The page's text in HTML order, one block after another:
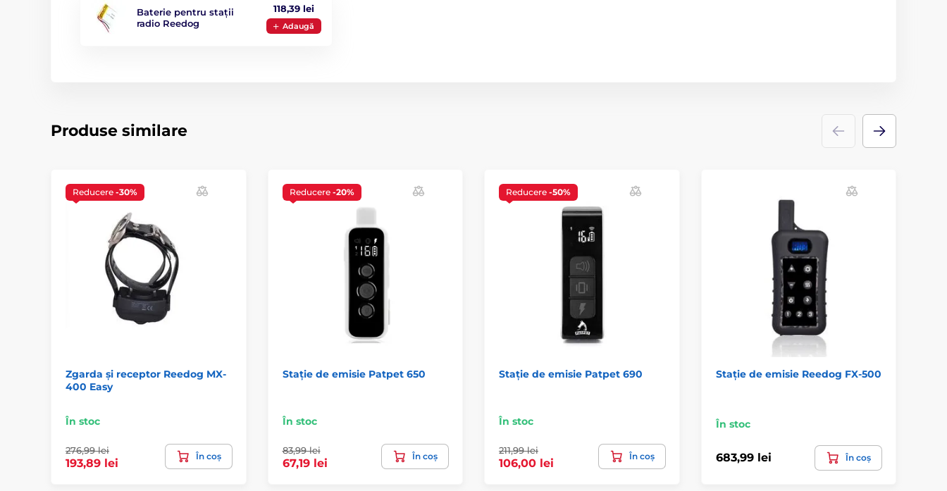
Baterie pentru stații
radio Reedog
118,39 lei
Adaugă
Produse similare
Reducere -30%
Zgarda și receptor Reedog MX-
400 Easy
În stoc
276,99 lei
193,89 lei
În coș
Reducere -20%
Stație de emisie Patpet 650
În stoc
83,99 lei
67,19 lei
În coș
Reducere -50%
Stație de emisie Patpet 690
În stoc
211,99 lei
106,00 lei
În coș
Stație de emisie Reedog FX-500
În stoc
683,99 lei În coș